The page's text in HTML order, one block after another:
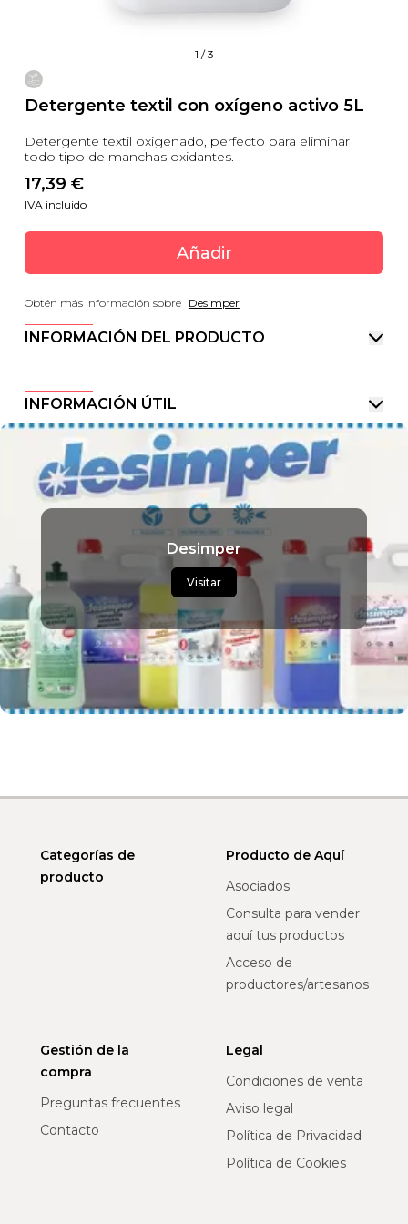
1 /3
Detergente textil con oxígeno activo 5L
Detergente textil oxigenado, perfecto para eliminar
todo tipo de manchas oxidantes.
17,39 €
IVA incluido
Añadir
Obtén más información sobre Desimper
INFORMACIÓN DEL PRODUCTO
INFORMACIÓN ÚTIL
Desimper
Visitar
Categorías de
producto
Producto de Aquí
Asociados
Consulta para vender
aquí tus productos
Acceso de
productores/artesanos
Gestión de la
compra
Preguntas frecuentes
Contacto
Legal
Condiciones de venta
Aviso legal
Política de Privacidad
Política de Cookies